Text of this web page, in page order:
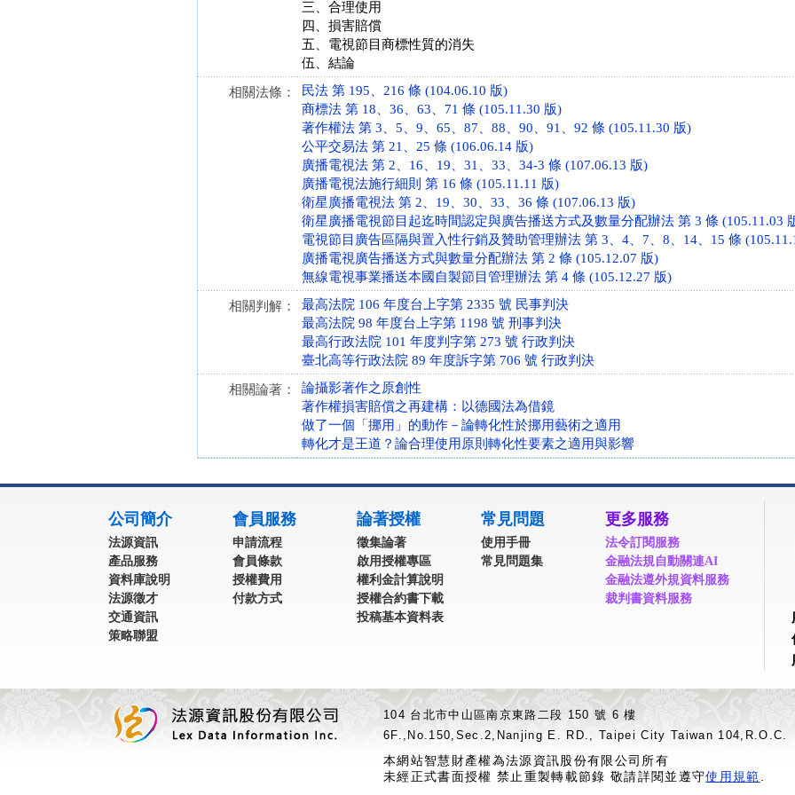
三、合理使用
四、損害賠償
五、電視節目商標性質的消失
伍、結論
相關法條：
民法 第 195、216 條 (104.06.10 版)
商標法 第 18、36、63、71 條 (105.11.30 版)
著作權法 第 3、5、9、65、87、88、90、91、92 條 (105.11.30 版)
公平交易法 第 21、25 條 (106.06.14 版)
廣播電視法 第 2、16、19、31、33、34-3 條 (107.06.13 版)
廣播電視法施行細則 第 16 條 (105.11.11 版)
衛星廣播電視法 第 2、19、30、33、36 條 (107.06.13 版)
衛星廣播電視節目起迄時間認定與廣告播送方式及數量分配辦法 第 3 條 (105.11.03
電視節目廣告區隔與置入性行銷及贊助管理辦法 第 3、4、7、8、14、15 條
廣播電視廣告播送方式與數量分配辦法 第 2 條 (105.12.07 版)
無線電視事業播送本國自製節目管理辦法 第 4 條 (105.12.27 版)
相關判解：
最高法院 106 年度台上字第 2335 號 民事判決
最高法院 98 年度台上字第 1198 號 刑事判決
最高行政法院 101 年度判字第 273 號 行政判決
臺北高等行政法院 89 年度訴字第 706 號 行政判決
相關論著：
論攝影著作之原創性
著作權損害賠償之再建構：以德國法為借鏡
做了一個「挪用」的動作－論轉化性於挪用藝術之適用
轉化才是王道？論合理使用原則轉化性要素之適用與影響
公司簡介
法源資訊
產品服務
資料庫說明
法源徵才
交通資訊
策略聯盟
會員服務
申請流程
會員條款
授權費用
付款方式
論著授權
徵集論著
啟用授權專區
權利金計算說明
授權合約書下載
投稿基本資料表
常見問題
使用手冊
常見問題集
更多服務
法令訂閱服務
金融法規自動關連AI
金融法遵外規資料服務
裁判書資料服務
104 台北市中山區南京東路二段 150 號 6 樓
6F.,No.150,Sec.2,Nanjing E. RD., Taipei City Taiwan 104,R.O.C.
本網站智慧財產權為法源資訊股份有限公司所有
未經正式書面授權 禁止重製轉載節錄 敬請詳閱並遵守使用規範